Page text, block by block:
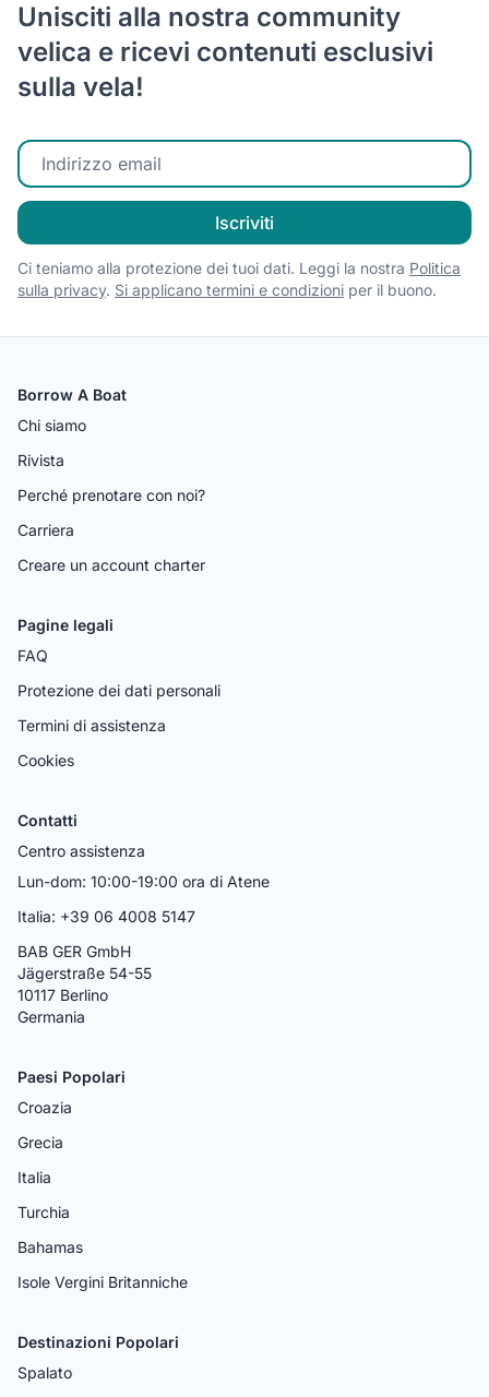
Unisciti alla nostra community
velica e ricevi contenuti esclusivi
sulla vela!
Inserisci la tua email
Iscriviti
Ci teniamo alla protezione dei tuoi dati. Leggi la nostra Politica
sulla privacy. Si applicano termini e condizioni per il buono.
Borrow A Boat
Chi siamo
Rivista
Perché prenotare con noi?
Carriera
Creare un account charter
Pagine legali
FAQ
Protezione dei dati personali
Termini di assistenza
Cookies
Contatti
Centro assistenza
Lun-dom: 10:00-19:00 ora di Atene
Italia: +39 06 4008 5147
BAB GER GmbH
Jägerstraße 54-55
10117 Berlino
Germania
Paesi Popolari
Croazia
Grecia
Italia
Turchia
Bahamas
Isole Vergini Britanniche
Destinazioni Popolari
Spalato